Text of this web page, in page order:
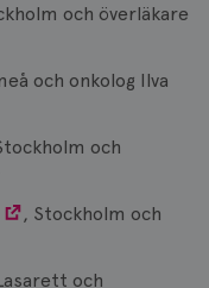
och överläkare
och onkolog Ilva
och
, Stockholm och
och